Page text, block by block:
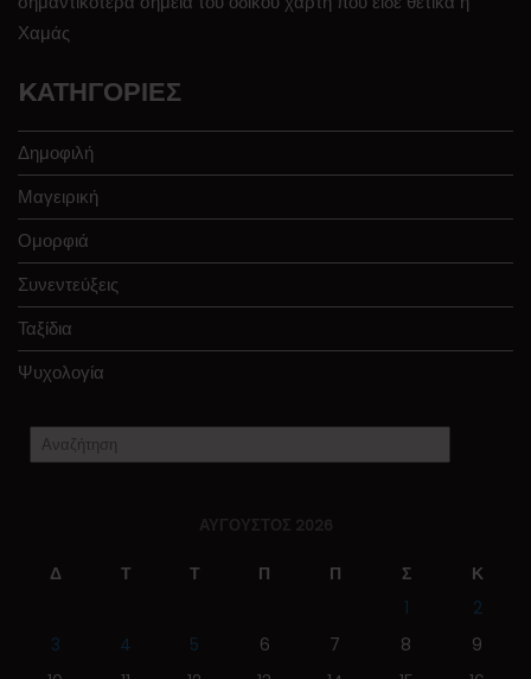
Χαμάς
KΑΤΗΓΟΡΊΕΣ
Δημοφιλή
Μαγειρική
Ομορφιά
Συνεντεύξεις
Ταξίδια
Ψυχολογία
ΑΎΓΟΥΣΤΟΣ 2026
Δ Τ Τ Π Π Σ
Κ
1
2
3
4 5 6 7 8
9